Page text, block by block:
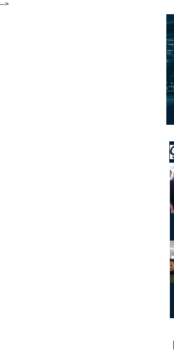
-->